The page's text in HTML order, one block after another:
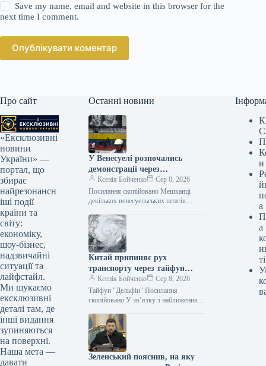
Save my name, email and website in this browser for the
next time I comment.
Опублікувати коментар
Про сайт
«Ексклюзивні
новини
України» —
портал, що
збирає
найрезонансн
іші події
країни та
світу:
економіку,
шоу-бізнес,
надзвичайні
ситуації та
лайфстайл.
Ми шукаємо
ексклюзивні
деталі там, де
інші видання
зупиняються
на поверхні.
Наша мета —
давати
Останні новини
У Венесуелі розпочались
демонстрації через
припинення
електропостачання.
Ксенія Бойченко
Сер 8, 2026
Посилання скопійовано Мешканці
декількох венесуельських штатів
регулярні відключення електроенергії.
Цього тижня акції протесту досягли
Каракаса, де…
Китай припиняє рух
транспорту через тайфун
“Дельфін”
Ксенія Бойченко
Сер 8, 2026
Тайфун "Дельфін" Посилання
скопійовано У зв’язку з наближенням
авіасполучення та обмежує рух
частини залізничних складів у…
Зеленський пояснив, на яку
и
а
а
ті